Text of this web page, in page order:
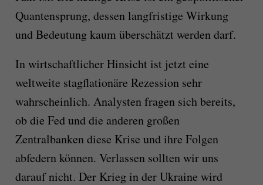
Quantensprung, dessen langfristige Wirkung
und Bedeutung kaum überschätzt werden darf.
In wirtschaftlicher Hinsicht ist jetzt eine
weltweite stagflationäre Rezession sehr
wahrscheinlich. Analysten fragen sich bereits,
ob die Fed und die anderen großen
Zentralbanken diese Krise und ihre Folgen
abfedern können. Verlassen sollten wir uns
darauf nicht. Der Krieg in der Ukraine wird